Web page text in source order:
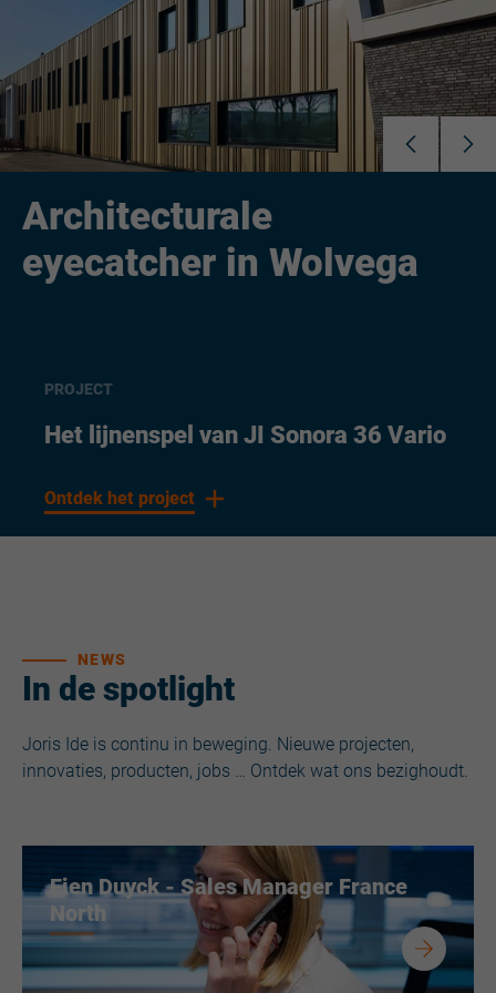
Architecturale
eyecatcher in Wolvega
Het lijnenspel van JI Sonora 36 Vario
PROJECT
Ontdek het project
In de spotlight
NEWS
Joris Ide is continu in beweging. Nieuwe projecten,
innovaties, producten, jobs … Ontdek wat ons bezighoudt.
Fien Duyck - Sales Manager France
North